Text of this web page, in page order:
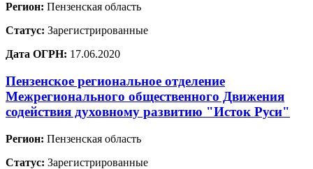
Регион: Пензенская область
Статус: Зарегистрированные
Дата ОГРН: 17.06.2020
Пензенское региональное отделение
Межрегионального общественного Движения
содействия духовному развитию "Исток Руси"
Регион: Пензенская область
Статус: Зарегистрированные